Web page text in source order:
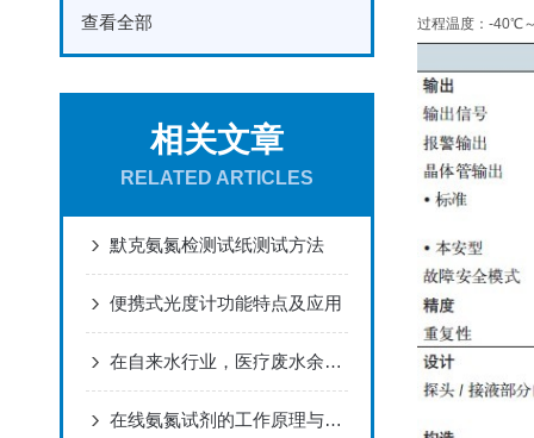
查看全部
相关文章
RELATED ARTICLES
默克氨氮检测试纸测试方法
便携式光度计功能特点及应用
在自来水行业，医疗废水余氯的测量
在线氨氮试剂的工作原理与应用分析
过程温度：-40℃